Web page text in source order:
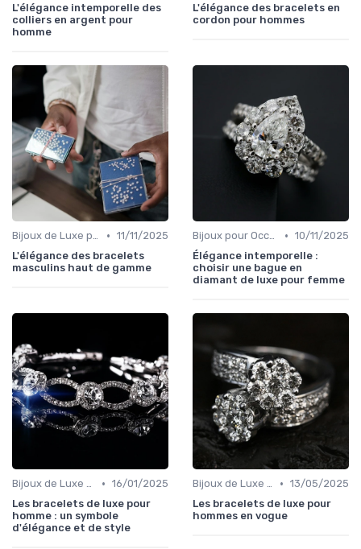
L'élégance intemporelle des
colliers en argent pour
homme
L'élégance des bracelets en
cordon pour hommes
Bijoux de Luxe pour Hommes • 11/11/2025
L'élégance des bracelets
masculins haut de gamme
Bijoux pour Occasions Spéciales • 10/11/2025
Élégance intemporelle :
choisir une bague en
diamant de luxe pour femme
Bijoux de Luxe pour Hommes • 16/01/2025
Les bracelets de luxe pour
homme : un symbole
d'élégance et de style
Bijoux de Luxe pour Hommes • 13/05/2025
Les bracelets de luxe pour
hommes en vogue